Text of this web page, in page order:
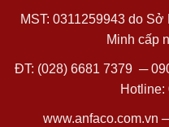
MST: 0311259943 do
Minh cấp
ĐT: (028) 6681 7379 ─
Hotline:
www.anfaco.com.vn